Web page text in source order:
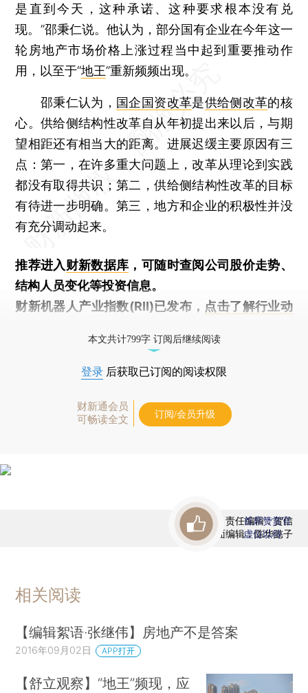
是直到今天，这种承诺、这种要求根本没有兑
现。”邵秉仁说。他认为，部分国有企业在今年这一
轮房地产市场价格上涨过程当中起到重要推动作
用，以至于“地王”重新频频出现。
邵秉仁认为， 国企国资改革是供给侧改革的核
心。供给侧结构性改革自从年初提出来以后，与期
望相距还有相当大的距离。进展迟缓主要原因有三
点：第一，在许多重大问题上，改革从理论到实践
都没有取得共识；第二，供给侧结构性改革的目标
有待进一步明确。第三，地方和企业的积极性并没
有充分调动起来。
推荐进入财新数据库 ，可随时查阅公司股价走势、
结构人员变化等投资信息。
财新机器人产业指数(RII)已发布， 点击了解行业动
本文共计799字 订阅后继续阅读
登录 后获取已订阅的阅读权限
财新通会员
可畅读全文
订阅/会员升级
责任编辑：贺信
版面编辑：陈华懿子
首席赞赏官
虚位以待
相关阅读
【编辑絮语·张继伟】房地产不是答案
2016年09月02日 APP打开
【舒立观察】“地王”频现，应